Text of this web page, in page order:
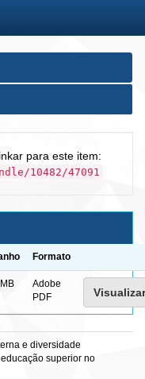
para este item:
10482/47091
Formato
Adobe
PDF
e diversidade
superior no